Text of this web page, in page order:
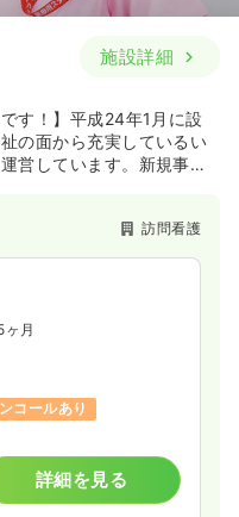
施設詳細
す！】平成24年1月に設
の面から充実しているい
営しています。新規事業
訪問看護
ヶ月
コールあり
詳細を見る